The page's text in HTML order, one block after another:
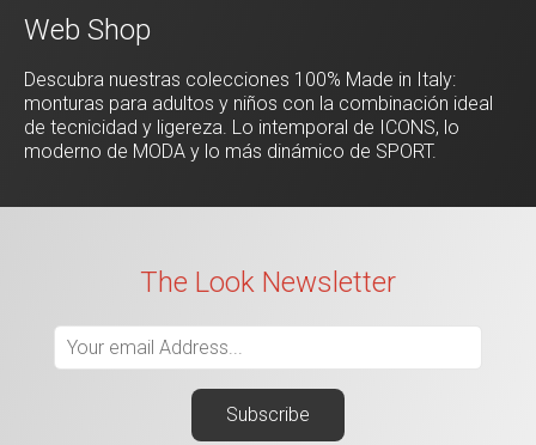
Web Shop
Descubra nuestras colecciones 100% Made in Italy:
monturas para adultos y niños con la combinación ideal
de tecnicidad y ligereza. Lo intemporal de ICONS, lo
moderno de MODA y lo más dinámico de SPORT.
The Look Newsletter